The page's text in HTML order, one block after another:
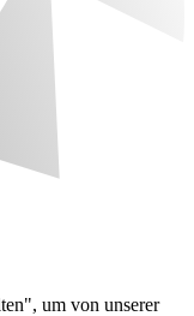
um von unserer